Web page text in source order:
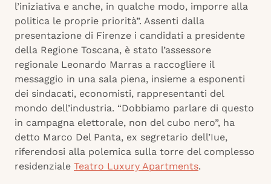
l’iniziativa e anche, in qualche modo, imporre alla
politica le proprie priorità”. Assenti dalla
presentazione di Firenze i candidati a presidente
della Regione Toscana, è stato l’assessore
regionale Leonardo Marras a raccogliere il
messaggio in una sala piena, insieme a esponenti
dei sindacati, economisti, rappresentanti del
mondo dell’industria. “Dobbiamo parlare di questo
in campagna elettorale, non del cubo nero”, ha
detto Marco Del Panta, ex segretario dell’Iue,
riferendosi alla polemica sulla torre del complesso
residenziale Teatro Luxury Apartments.